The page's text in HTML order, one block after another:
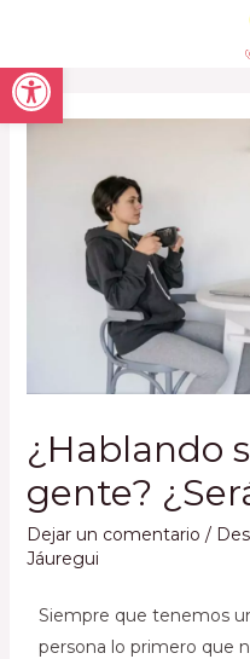
Open toolbar
¿Hablando
gente?
Dejar un comentario /
Jáuregui
Siempre que tenemos
persona lo primero que